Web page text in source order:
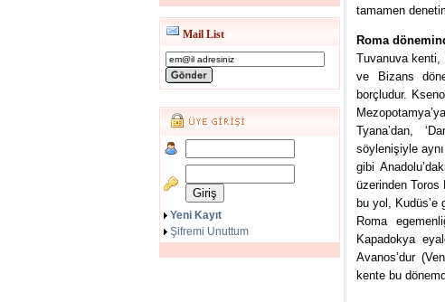
Mail List
Yeni Kayıt
Şifremi Unuttum
tamamen
Roma
Tuvanuva kenti,
ve Bizans
borçludur.
Tyana’dan,
söylenişiyle
gibi
üzerinden Toros
bu yol, Kudüs’e
Roma
Kapadokya
Avanos’dur
kente bu